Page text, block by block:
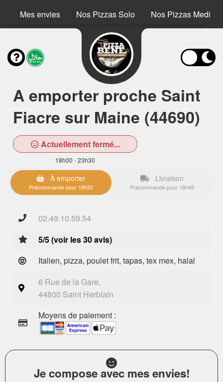
Mes envies Nos Pizzas Solo Nos Pizzas Medium
A emporter proche Saint
Fiacre sur Maine (44690)
Actuellement fermé...
18h00 - 23h30
À emporter
Précommande pour 18h20
Livraison
Précommande pour 18h45
02.49.10.59.54
5/5 (voir les 30 avis)
Italien, pizza, poulet frit, tapas, tex mex, halal
6 Rue de la Gare,
44800 Saint Herblain
Moyens de paiement :
Je compose avec mes envies!